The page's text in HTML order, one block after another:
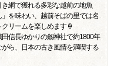
網で獲れる多彩な越前の地魚
」を味わい、越前そばの里では名
リームを楽しめます🍦
信長ゆかりの劔神社で約1800年
ら、日本の古き風情を満喫する